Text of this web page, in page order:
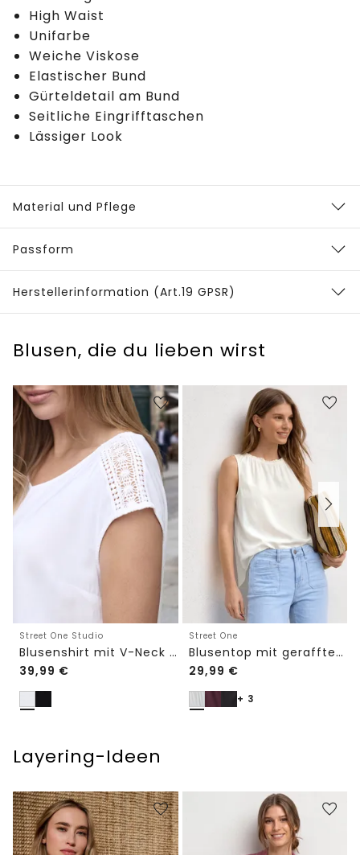
High Waist
Unifarbe
Weiche Viskose
Elastischer Bund
Gürteldetail am Bund
Seitliche Eingrifftaschen
Lässiger Look
Material und Pflege
Passform
Herstellerinformation (Art.19 GPSR)
Blusen, die du lieben wirst
Street One Studio
Blusenshirt mit V-Neck und Spitze
39,99 €
Street One
Blusentop mit gerafftem Rundhals
29,99 €
+ 3
Layering-Ideen